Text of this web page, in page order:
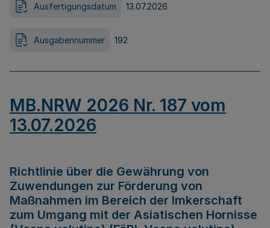
Ausfertigungsdatum 13.07.2026
Ausgabennummer 192
MB.NRW 2026 Nr. 187 vom
13.07.2026
Richtlinie über die Gewährung von
Zuwendungen zur Förderung von
Maßnahmen im Bereich der Imkerschaft
zum Umgang mit der Asiatischen Hornisse